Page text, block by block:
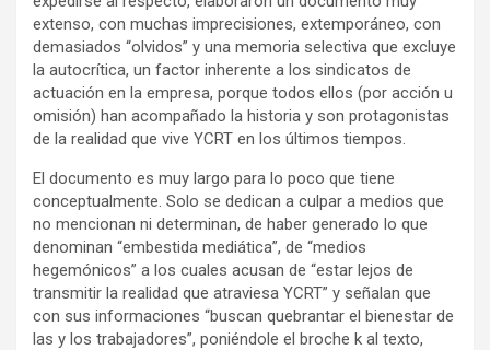
extenso, con muchas imprecisiones, extemporáneo, con
demasiados “olvidos” y una memoria selectiva que excluye
la autocrítica, un factor inherente a los sindicatos de
actuación en la empresa, porque todos ellos (por acción u
omisión) han acompañado la historia y son protagonistas
de la realidad que vive YCRT en los últimos tiempos.
El documento es muy largo para lo poco que tiene
conceptualmente. Solo se dedican a culpar a medios que
no mencionan ni determinan, de haber generado lo que
denominan “embestida mediática”, de “medios
hegemónicos” a los cuales acusan de “estar lejos de
transmitir la realidad que atraviesa YCRT” y señalan que
con sus informaciones “buscan quebrantar el bienestar de
las y los trabajadores”, poniéndole el broche k al texto,